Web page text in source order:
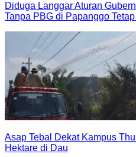
Diduga Langgar Aturan
Tanpa PBG di Papanggo
Asap Tebal Dekat Kampus
Hektare di Dau